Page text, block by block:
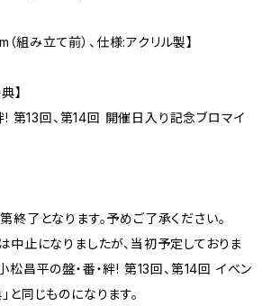
組み立て前）、仕様:アクリル製】
】
! 第13回、第14回 開催日入り記念ブロマイ
了となります。予めご了承ください。
中止になりましたが、当初予定しておりま
松昌平の盤・番・絆! 第13回、第14回 イベン
と同じものになります。